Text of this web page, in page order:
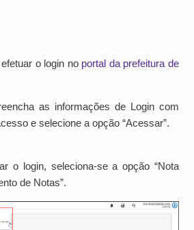
o login no portal da prefeitura de
as informações de Login com
e selecione a opção “Acessar”.
o login, seleciona-se a opção “Nota
de Notas”.